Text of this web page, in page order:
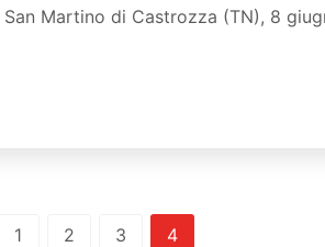
Martino di Castrozza (TN), 8
1 2 3 4